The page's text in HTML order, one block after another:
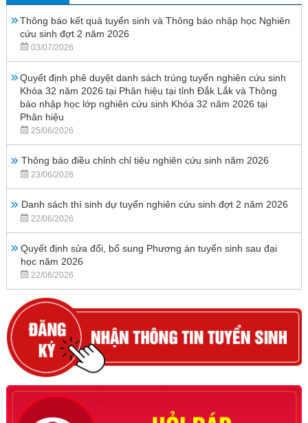
Thông báo kết quả tuyển sinh và Thông báo nhập học Nghiên
cứu sinh đợt 2 năm 2026
03/07/2026
Quyết định phê duyệt danh sách trúng tuyển nghiên cứu sinh
Khóa 32 năm 2026 tại Phân hiệu tại tỉnh Đắk Lắk và Thông
báo nhập học lớp nghiên cứu sinh Khóa 32 năm 2026 tại
Phân hiệu
25/06/2026
Thông báo điều chỉnh chỉ tiêu nghiên cứu sinh năm 2026
23/06/2026
Danh sách thí sinh dự tuyển nghiên cứu sinh đợt 2 năm 2026
22/06/2026
Quyết định sửa đổi, bổ sung Phương án tuyển sinh sau đại
học năm 2026
22/06/2026